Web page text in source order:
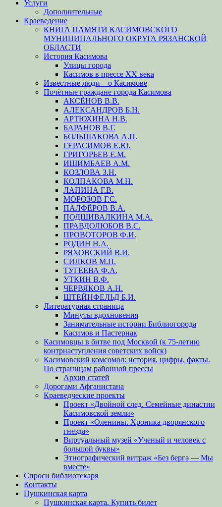
Услуги
Дополнительные
Краеведение
КНИГА ПАМЯТИ КАСИМОВСКОГО
МУНИЦИПАЛЬНОГО ОКРУГА РЯЗАНСКОЙ
ОБЛАСТИ
История Касимова
Улицы города
Касимов в прессе XX века
Известные люди – о Касимове
Почётные граждане города Касимова
АКСЁНОВ В.В.
АЛЕКСАНДРОВ Б.Н.
АРТЮХИНА Н.В.
БАРАНОВ В.Г.
БОЛЬШАКОВА А.П.
ГЕРАСИМОВ Е.Ю.
ГРИГОРЬЕВ Е.М.
ИШИМБАЕВ А.М.
КОЗЛОВА З.Н.
КОЛПАКОВА М.Н.
ЛАПИНА Г.В.
МОРОЗОВ Г.С.
ПАЛФЁРОВ В.А.
ПОДШИВАЛКИНА М.А.
ПРАВДОЛЮБОВ В.С.
ПРОВОТОРОВ Ф.И.
РОДИН Н.А.
РЯХОВСКИЙ В.И.
СИЛКОВ М.П.
ТУГЕЕВА Ф.А.
УТКИН В.Ф.
ЧЕРВЯКОВ А.Н.
ШТЕЙНФЕЛЬД Б.И.
Литературная страница
Минуты вдохновения
Занимательные истории Библиогорода
Касимов и Пастернак
Касимовцы в битве под Москвой (к 75-летию
контрнаступления советских войск)
Касимовский комсомол: история, цифры, факты.
По страницам районной прессы
Архив статей
Дорогами Афганистана
Краеведческие проекты
Проект «Двойной след. Семейные династии
Касимовской земли»
Проект «Оленины. Хроника дворянского
гнезда»
Виртуальный музей «Ученый и человек с
большой буквы»
Этнографический витраж «Без бергə — Мы
вместе»
Спроси библиотекаря
Контакты
Пушкинская карта
Пушкинская карта. Купить билет